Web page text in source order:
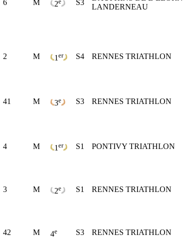
6 M 2 S3
LANDERNEAU
2 M 1 er S4 RENNES TRIATHLON
41 M 3e S3 RENNES TRIATHLON
4 M 1 er S1 PONTIVY TRIATHLON
3 M 2e S1 RENNES TRIATHLON
42 M 4e S3 RENNES TRIATHLON